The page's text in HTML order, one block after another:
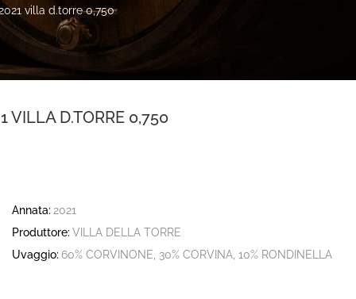
villa d.torre 0,750
VILLA D.TORRE 0,750
Annata: 2021
Produttore: VILLA DELLA TORRE
Uvaggio: 60% CORVINONE, 30% CORVINA, 10% RONDINELLA